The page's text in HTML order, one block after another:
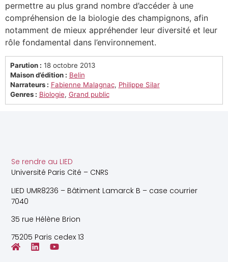
permettre au plus grand nombre d’accéder à une
compréhension de la biologie des champignons, afin
notamment de mieux appréhender leur diversité et leur
rôle fondamental dans l’environnement.
Parution : 18 octobre 2013
Maison d’édition : Belin
Narrateurs : Fabienne Malagnac, Philippe Silar
Genres : Biologie, Grand public
Se rendre au LIED
Université Paris Cité – CNRS
LIED UMR8236 – Bâtiment Lamarck B – case courrier
7040
35 rue Hélène Brion
75205 Paris cedex 13